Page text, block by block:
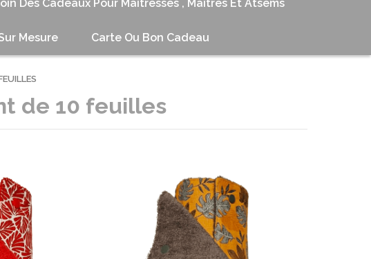
Des Cadeaux Pour Maitresses , Maîtres Et Atsems
Mesure Carte Ou Bon Cadeau
de 10 feuilles